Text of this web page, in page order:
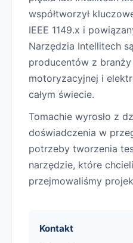
współtworzył
IEEE 1149.x i
Narzędzia Intellitech
producentów z
motoryzacyjnej i
całym świecie.
Tomachie wyrosło z
doświadczenia w
potrzeby tworzenia
narzędzie, które
przejmowaliśmy
Kontakt